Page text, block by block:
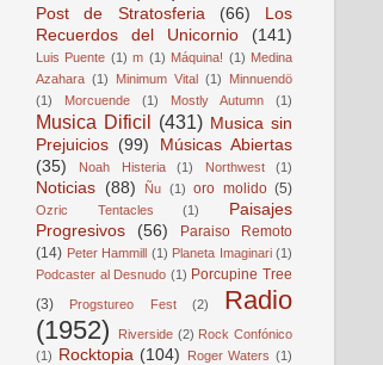
Post de Stratosferia
(66)
Los
Recuerdos del Unicornio
(141)
Luis Puente (1) m (1) Máquina! (1) Medina
Azahara (1) Minimum Vital (1)
Minnuendö
(1)
Morcuende (1) Mostly Autumn (1)
Musica Dificil (431) Musica sin
Prejuicios (99)
Músicas Abiertas
(35)
Noah Histeria (1) Northwest (1)
Noticias (88) Ñu (1) oro molido (5)
Ozric Tentacles (1)
Paisajes
Progresivos
(56)
Paraiso Remoto
(14) Peter Hammill (1) Planeta Imaginari (1)
Podcaster al Desnudo (1) Porcupine Tree
(3)
Progstureo Fest (2)
Radio
(1952)
Riverside (2) Rock Confónico
(1) Rocktopia (104) Roger Waters (1)